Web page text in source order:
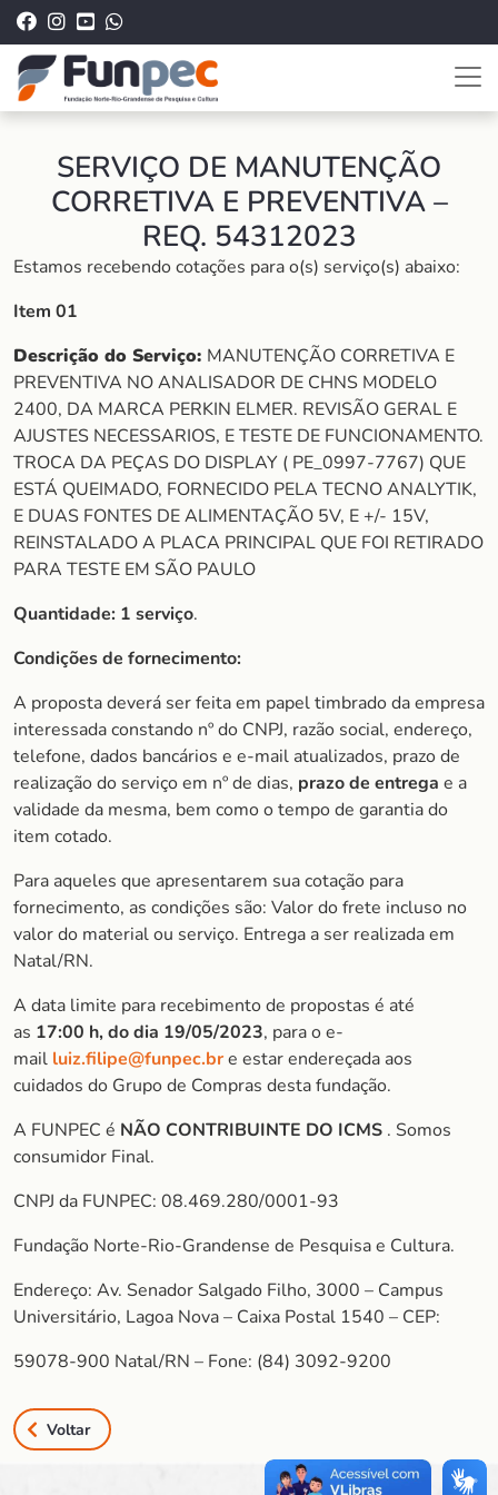
SERVIÇO DE MANUTENÇÃO
CORRETIVA E PREVENTIVA –
REQ. 54312023
Estamos recebendo cotações para o(s) serviço(s) abaixo:
Item 01
Descrição do Serviço: MANUTENÇÃO CORRETIVA E
PREVENTIVA NO ANALISADOR DE CHNS MODELO
2400, DA MARCA PERKIN ELMER. REVISÃO GERAL E
AJUSTES NECESSARIOS, E TESTE DE FUNCIONAMENTO.
TROCA DA PEÇAS DO DISPLAY ( PE_0997-7767) QUE
ESTÁ QUEIMADO, FORNECIDO PELA TECNO ANALYTIK,
E DUAS FONTES DE ALIMENTAÇÃO 5V, E +/- 15V,
REINSTALADO A PLACA PRINCIPAL QUE FOI RETIRADO
PARA TESTE EM SÃO PAULO
Quantidade: 1 serviço.
Condições de fornecimento:
A proposta deverá ser feita em papel timbrado da empresa
interessada constando nº do CNPJ, razão social, endereço,
telefone, dados bancários e e-mail atualizados, prazo de
realização do serviço em nº de dias, prazo de entrega e a
validade da mesma, bem como o tempo de garantia do
item cotado.
Para aqueles que apresentarem sua cotação para
fornecimento, as condições são: Valor do frete incluso no
valor do material ou serviço. Entrega a ser realizada em
Natal/RN.
A data limite para recebimento de propostas é até
as 17:00 h, do dia 19/05/2023, para o e-
mail luiz.filipe@funpec.bre estar endereçada aos
cuidados do Grupo de Compras desta fundação.
A FUNPEC é NÃO CONTRIBUINTE DO ICMS . Somos
consumidor Final.
CNPJ da FUNPEC: 08.469.280/0001-93
Fundação Norte-Rio-Grandense de Pesquisa e Cultura.
Endereço: Av. Senador Salgado Filho, 3000 – Campus
Universitário, Lagoa Nova – Caixa Postal 1540 – CEP:
59078-900 Natal/RN – Fone: (84) 3092-9200
Voltar